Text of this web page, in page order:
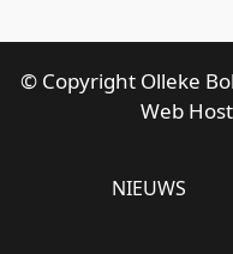
© Copyright Olleke
Web
NIEUWS